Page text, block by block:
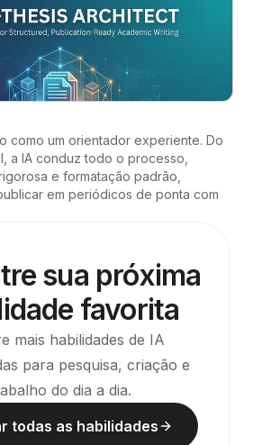
como um orientador experiente. Do
a IA conduz todo o processo,
e formatação padrão,
em periódicos de ponta com
sua próxima
favorita
mais habilidades de IA
para pesquisa, criação e
do dia a dia.
todas as habilidades